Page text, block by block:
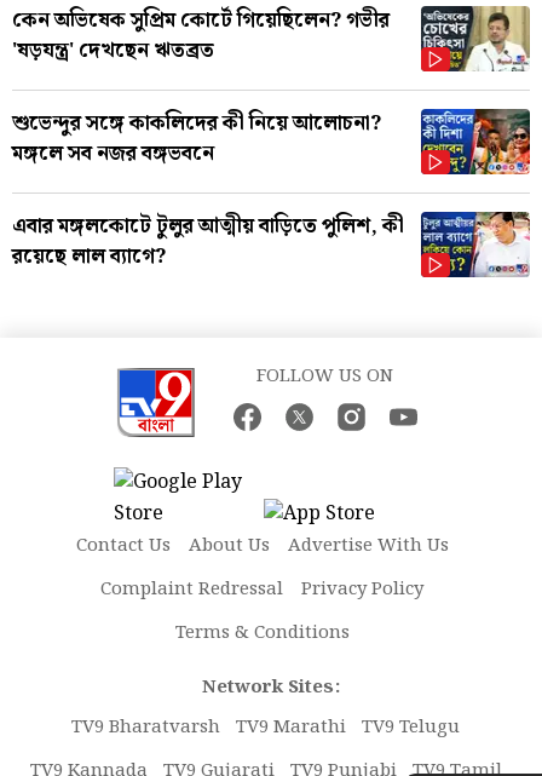
কেন অভিষেক সুপ্রিম কোর্টে গিয়েছিলেন? গভীর
'ষড়যন্ত্র' দেখছেন ঋতব্রত
শুভেন্দুর সঙ্গে কাকলিদের কী নিয়ে আলোচনা?
মঙ্গলে সব নজর বঙ্গভবনে
এবার মঙ্গলকোটে টুলুর আত্মীয় বাড়িতে পুলিশ, কী
রয়েছে লাল ব্যাগে?
FOLLOW US ON
Contact Us About Us
Advertise With Us
Complaint Redressal
Privacy Policy
Terms & Conditions
Network Sites:
TV9 Bharatvarsh TV9 Marathi TV9 Telugu